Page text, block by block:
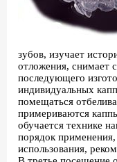
зубов, изучает
отложения, снимает
последующего
индивидуальных
помещаться
примериваются
обучается технике
порядок
использования,